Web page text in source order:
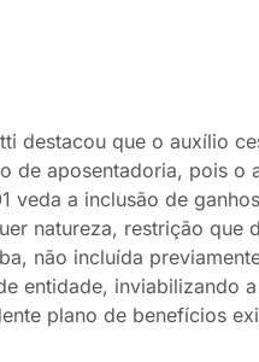
destacou que o auxílio
de aposentadoria, pois o
veda a inclusão de
natureza, restrição que
não incluída
entidade, inviabilizando
plano de benefícios